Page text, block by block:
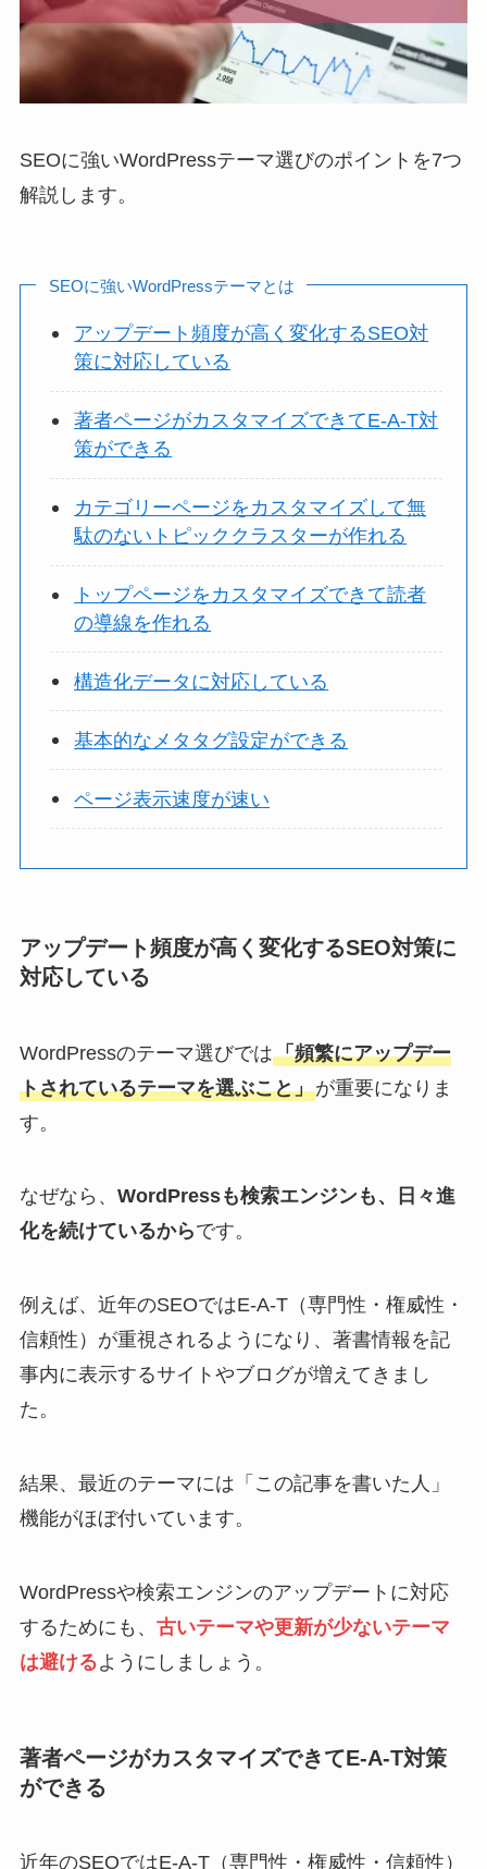
SEOに強いWordPressテーマ選びのポイントを7つ
解説します。
SEOに強いWordPressテーマとは
アップデート頻度が高く変化するSEO対
策に対応している
著者ページがカスタマイズできてE-A-T対
策ができる
カテゴリーページをカスタマイズして無
駄のないトピッククラスターが作れる
トップページをカスタマイズできて読者
の導線を作れる
構造化データに対応している
基本的なメタタグ設定ができる
ページ表示速度が速い
アップデート頻度が高く変化するSEO対策に
対応している
WordPressのテーマ選びでは「頻繁にアップデー
トされているテーマを選ぶこと」が重要になりま
す。
なぜなら、 WordPressも検索エンジンも、日々進
化を続けているからです。
例えば、近年のSEOではE-A-T（専門性・権威性・
信頼性）が重視されるようになり、著書情報を記
事内に表示するサイトやブログが増えてきまし
た。
結果、最近のテーマには「この記事を書いた人」
機能がほぼ付いています。
WordPressや検索エンジンのアップデートに対応
するためにも、 古いテーマや更新が少ないテーマ
は避けるようにしましょう。
著者ページがカスタマイズできてE-A-T対策
ができる
近年のSEOではE-A-T（専門性・権威性・信頼性）